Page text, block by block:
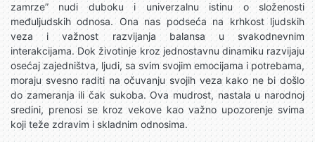
zamrze” nudi duboku i univerzalnu istinu o složenosti
međuljudskih odnosa. Ona nas podseća na krhkost ljudskih
veza i važnost razvijanja balansa u svakodnevnim
interakcijama. Dok životinje kroz jednostavnu dinamiku razvijaju
osećaj zajedništva, ljudi, sa svim svojim emocijama i potrebama,
moraju svesno raditi na očuvanju svojih veza kako ne bi došlo
do zameranja ili čak sukoba. Ova mudrost, nastala u narodnoj
sredini, prenosi se kroz vekove kao važno upozorenje svima
koji teže zdravim i skladnim odnosima.